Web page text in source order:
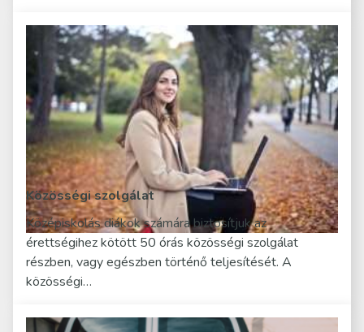
Közösségi szolgálat
Középiskolás diákok számára biztosítjuk az
érettségihez kötött 50 órás közösségi szolgálat
részben, vagy egészben történő teljesítését. A
közösségi…